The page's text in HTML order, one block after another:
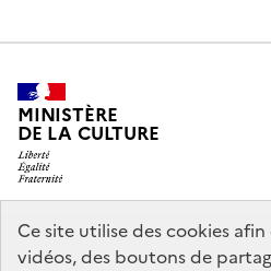
Ce site utilise des cookies
vidéos, des boutons de
MINISTÈRE
DE LA CULTURE
legifrance.gouv.fr